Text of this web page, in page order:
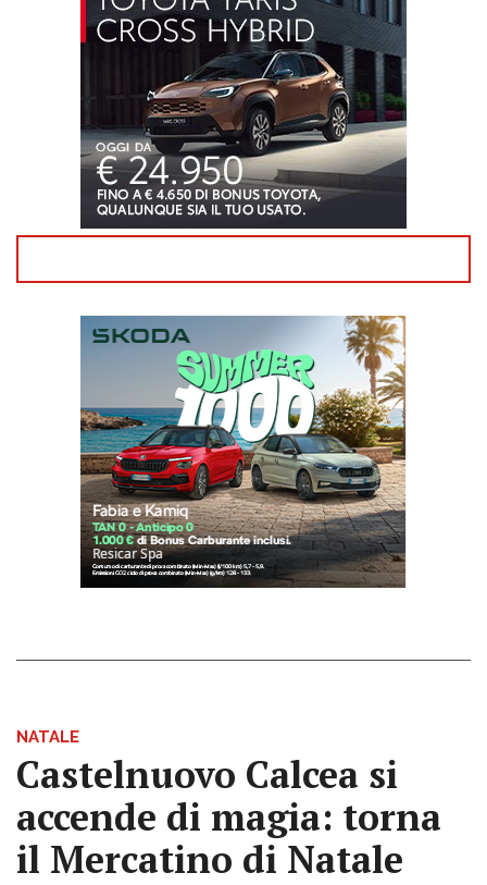
NATALE
Castelnuovo Calcea si
accende di magia: torna
il Mercatino di Natale